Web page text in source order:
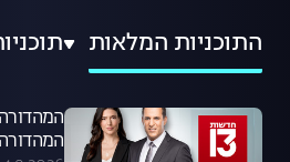
התוכניות המלאות